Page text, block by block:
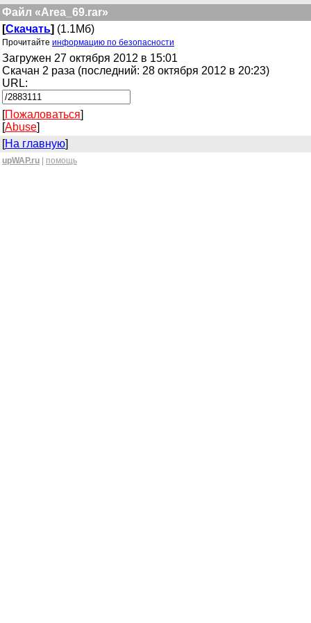
Файл «Area_69.rar»
[Скачать] (1.1Мб)
Прочитайте информацию по безопасности
Загружен 27 октября 2012 в 15:01
Скачан 2 раза (последний: 28 октября 2012 в 20:23)
URL:
[Пожаловаться]
[Abuse]
[На главную]
upWAP.ru помощь